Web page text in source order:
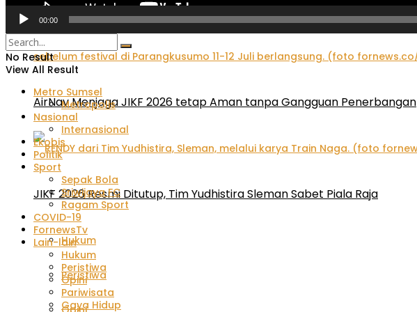
AirNav Menjaga JIKF 2026 tetap Aman tanpa Gangguan Penerbangan
JIKF 2026 Resmi Ditutup, Tim Yudhistira Sleman Sabet Piala Raja
Hukum
Peristiwa
00:00
No Result
View All Result
Metro Sumsel
Metropolis
Nasional
Internasional
Ekobis
Politik
Sport
Sepak Bola
Sriwijaya FC
Ragam Sport
COVID-19
FornewsTv
Lain-lain
Hukum
Peristiwa
Opini
Pariwisata
Gaya Hidup